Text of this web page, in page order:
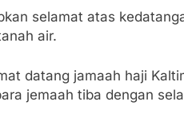
selamat atas
air.
datang jamaah haji
jemaah tiba dengan